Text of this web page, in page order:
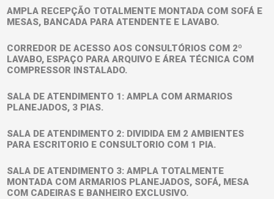
AMPLA RECEPÇÃO TOTALMENTE MONTADA COM SOFÁ E
MESAS, BANCADA PARA ATENDENTE E LAVABO.
CORREDOR DE ACESSO AOS CONSULTÓRIOS COM 2º
LAVABO, ESPAÇO PARA ARQUIVO E ÁREA TÉCNICA COM
COMPRESSOR INSTALADO.
SALA DE ATENDIMENTO 1: AMPLA COM ARMARIOS
PLANEJADOS, 3 PIAS.
SALA DE ATENDIMENTO 2: DIVIDIDA EM 2 AMBIENTES
PARA ESCRITORIO E CONSULTORIO COM 1 PIA.
SALA DE ATENDIMENTO 3: AMPLA TOTALMENTE
MONTADA COM ARMARIOS PLANEJADOS, SOFÁ, MESA
COM CADEIRAS E BANHEIRO EXCLUSIVO.